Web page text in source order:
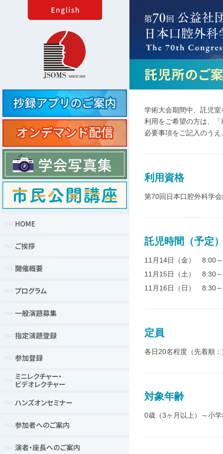
学術大会期間中、託児
利用をご希望の方は、
必要事項をご記入のう
利用資格
第70回日本口腔外科学
託児時間（予定
11月14日（金） 8:00
11月15日（土） 8:30
11月16日（日） 8:30
定員
各日20名程度（先着順
対象年齢
0歳（3ヶ月以上）～小